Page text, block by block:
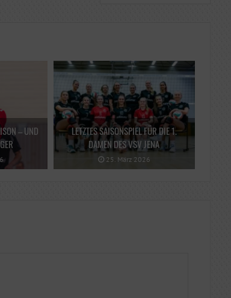
– UND
LETZTES SAISONSPIEL FÜR DIE 1.
DAMEN DES VSV JENA
25. März 2026